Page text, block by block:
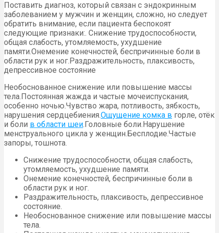
Поставить диагноз, который связан с эндокринным
заболеванием у мужчин и женщин, сложно, но следует
обратить внимание, если пациента беспокоят
следующие признаки:. Снижение трудоспособности,
общая слабость, утомляемость, ухудшение
памяти.Онемение конечностей, беспричинные боли в
области рук и ног.Раздражительность, плаксивость,
депрессивное состояние
Необоснованное снижение или повышение массы
тела.Постоянная жажда и частые мочеиспускания,
особенно ночью.Чувство жара, потливость, зябкость,
нарушения сердцебиения.Ощущение комка в горле, отёк
и боли в области шеи.Головные боли.Нарушение
менструального цикла у женщин.Бесплодие.Частые
запоры, тошнота.
Снижение трудоспособности, общая слабость,
утомляемость, ухудшение памяти.
Онемение конечностей, беспричинные боли в
области рук и ног.
Раздражительность, плаксивость, депрессивное
состояние.
Необоснованное снижение или повышение массы
тела.